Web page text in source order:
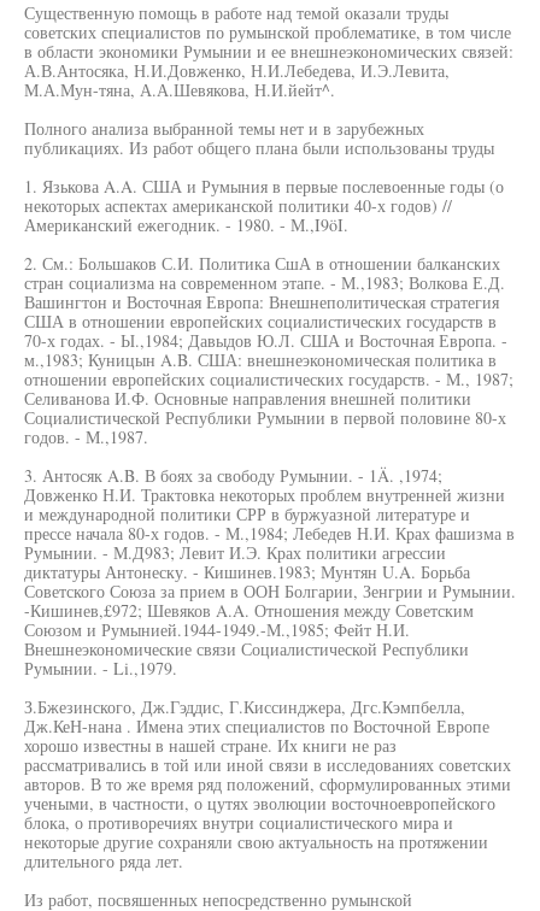
Существенную помощь в работе над темой оказали труды
советских специалистов по румынской проблематике, в том числе
в области экономики Румынии и ее внешнеэкономических связей:
А.В.Антосяка, Н.И.Довженко, Н.И.Лебедева, И.Э.Левита,
М.А.Мун-тяна, А.А.Шевякова, Н.И.йейт^.
Полного анализа выбранной темы нет и в зарубежных
публикациях. Из работ общего плана были использованы труды
1. Язькова A.A. США и Румыния в первые послевоенные годы (о
некоторых аспектах американской политики 40-х годов) //
Американский ежегодник. - 1980. - М.,I9öI.
2. См.: Большаков С.И. Политика СшА в отношении балканских
стран социализма на современном этапе. - М.,1983; Волкова Е.Д.
Вашингтон и Восточная Европа: Внешнеполитическая стратегия
США в отношении европейских социалистических государств в
70-х годах. - Ы.,1984; Давыдов Ю.Л. США и Восточная Европа. -
м.,1983; Куницын A.B. США: внешнеэкономическая политика в
отношении европейских социалистических государств. - М., 1987;
Селиванова И.Ф. Основные направления внешней политики
Социалистической Республики Румынии в первой половине 80-х
годов. - М.,1987.
3. Антосяк A.B. В боях за свободу Румынии. - 1Ä. ,1974;
Довженко Н.И. Трактовка некоторых проблем внутренней жизни
и международной политики СРР в буржуазной литературе и
прессе начала 80-х годов. - М.,1984; Лебедев Н.И. Крах фашизма в
Румынии. - М.Д983; Левит И.Э. Крах политики агрессии
диктатуры Антонеску. - Кишинев.1983; Мунтян U.A. Борьба
Советского Союза за прием в ООН Болгарии, Зенгрии и Румынии.
-Кишинев,£972; Шевяков A.A. Отношения между Советским
Союзом и Румынией.1944-1949.-М.,1985; Фейт Н.И.
Внешнеэкономические связи Социалистической Республики
Румынии. - Li.,1979.
З.Бжезинского, Дж.Гэддис, Г.Киссинджера, Дгс.Кэмпбелла,
Дж.КеН-нана . Имена этих специалистов по Восточной Европе
хорошо известны в нашей стране. Их книги не раз
рассматривались в той или иной связи в исследованиях советских
авторов. В то же время ряд положений, сформулированных этими
учеными, в частности, о цутях эволюции восточноевропейского
блока, о противоречиях внутри социалистического мира и
некоторые другие сохраняли свою актуальность на протяжении
длительного ряда лет.
Из работ, посвяшенных непосредственно румынской